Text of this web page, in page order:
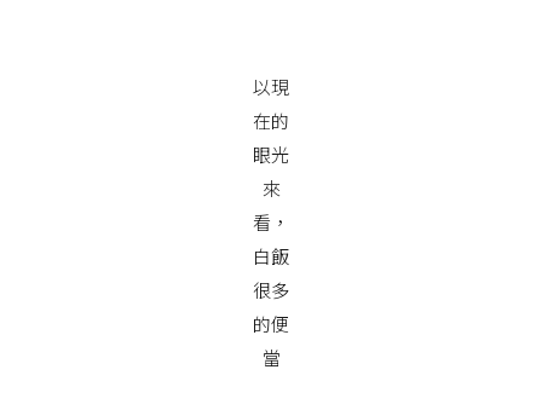
以現
在的
眼光
來
看，
白飯
很多
的便
當